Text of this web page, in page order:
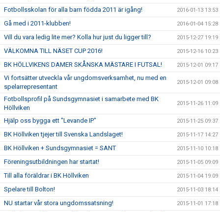
Fotbollsskolan för alla barn födda 2011 är igång! 2016-01-13 13:53
Gå med i 2011-klubben! 2016-01-04 15:28
Vill du vara ledig lite mer? Kolla hur just du ligger till? 2015-12-27 19:19
VÄLKOMNA TILL NÄSET CUP 2016! 2015-12-16 10:23
BK HÖLLVIKENS DAMER SKÅNSKA MÄSTARE I FUTSAL! 2015-12-01 09:17
Vi fortsätter utveckla vår ungdomsverksamhet, nu med en
spelarrepresentant
2015-12-01 09:08
Fotbollsprofil på Sundsgymnasiet i samarbete med BK
Höllviken
2015-11-26 11:09
Hjälp oss bygga ett "Levande IP" 2015-11-25 09:37
BK Höllviken tjejer till Svenska Landslaget! 2015-11-17 14:27
BK Höllviken + Sundsgymnasiet = SANT 2015-11-10 10:18
Föreningsutbildningen har startat! 2015-11-05 09:09
Till alla föräldrar i BK Höllviken 2015-11-04 19:09
Spelare till Bolton! 2015-11-03 18:14
NU startar vår stora ungdomssatsning! 2015-11-01 17:18